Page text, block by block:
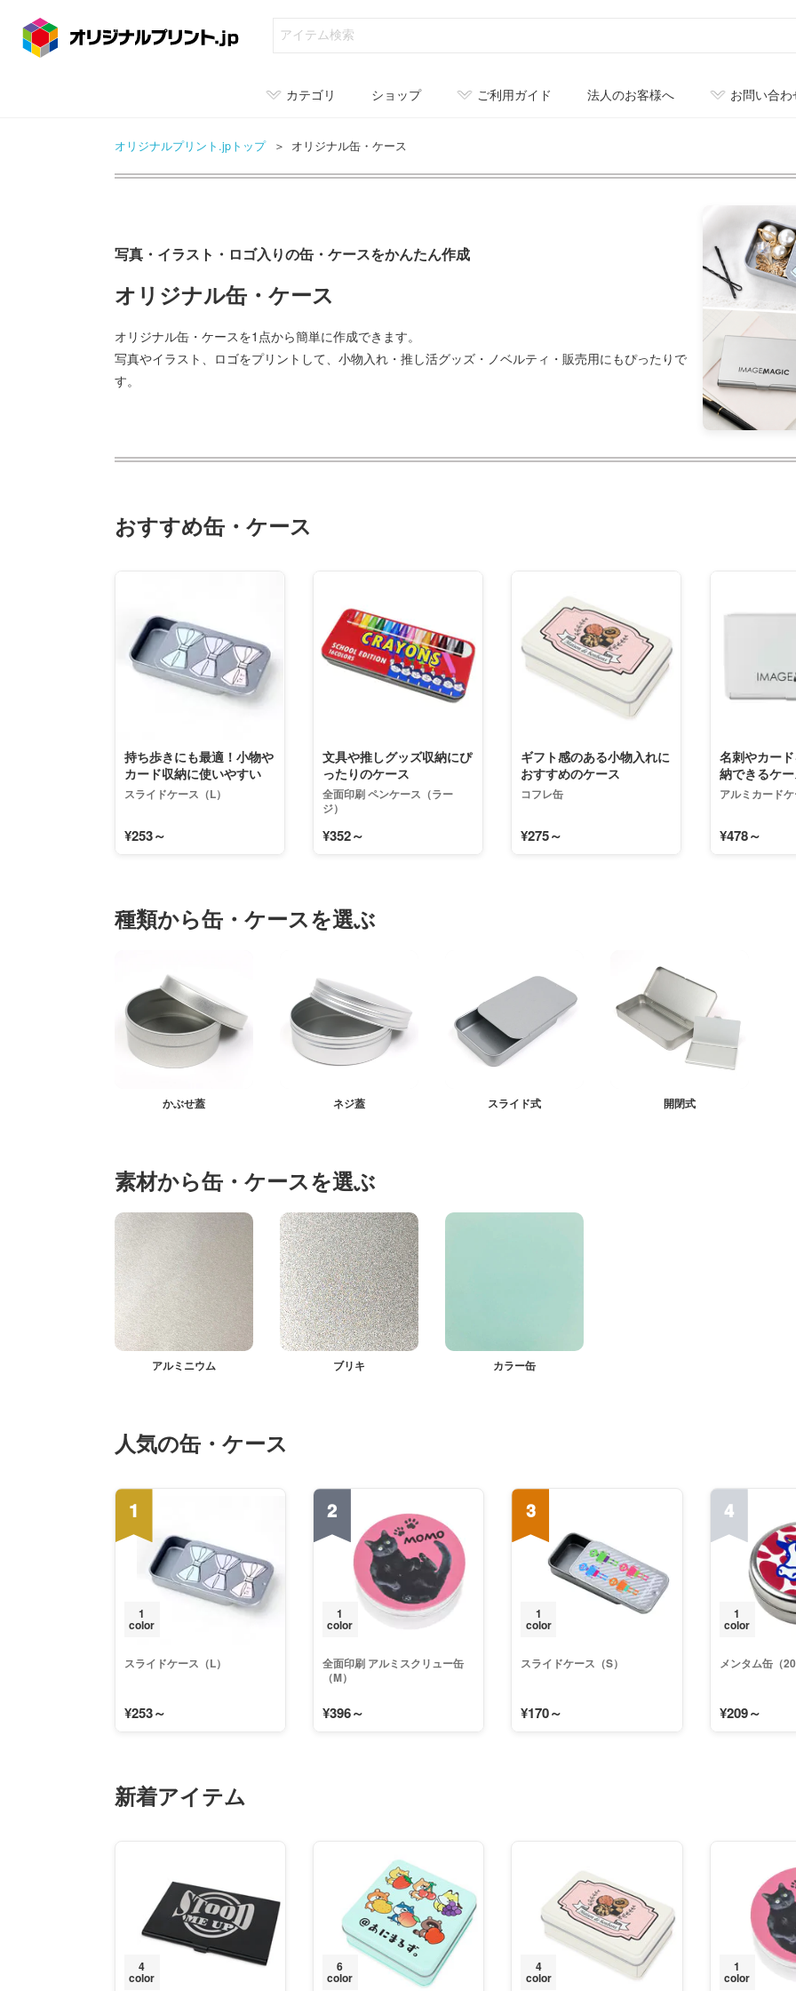
カテゴリ ショップ ご利用ガイド 法人のお客様へ お問い合わ
オリジナルプリント.jpトップ オリジナル缶・ケース
写真・イラスト・ロゴ入りの缶・ケースをかんたん作成
オリジナル缶・ケース
オリジナル缶・ケースを1点から簡単に作成できます。
写真やイラスト、ロゴをプリントして、小物入れ・推し活グッズ・ノベルティ・販売用にもぴったりで
す。
おすすめ缶・ケース
持ち歩きにも最適！小物や
カード収納に使いやすい
スライドケース（L）
¥253～
文具や推しグッズ収納にぴ
ったりのケース
全面印刷 ペンケース（ラー
ジ）
¥352～
ギフト感のある小物入れに
おすすめのケース
コフレ缶
¥275～
名刺やカー
納できるケ
アルミカードケ
¥478～
種類から缶・ケースを選ぶ
かぶせ蓋 ネジ蓋 スライド式 開閉式
素材から缶・ケースを選ぶ
アルミニウム ブリキ カラー缶
人気の缶・ケース
1
1
color
スライドケース（L）
¥253～
2
1
color
全面印刷 アルミスクリュー缶
（M）
¥396～
3
1
color
スライドケース（S）
¥170～
4
1
color
メンタム缶（
¥209～
新着アイテム
4
color
6
color
4
color
1
color